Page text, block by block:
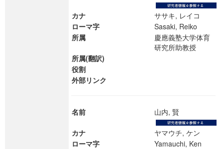
カナ
ササキ, レイコ
ローマ字
Sasaki, Reiko
所属
慶應義塾大学体育
研究所助教授
所属(翻訳)
役割
外部リンク
名前 山内, 賢
カナ
ヤマウチ, ケン
ローマ字
Yamauchi, Ken